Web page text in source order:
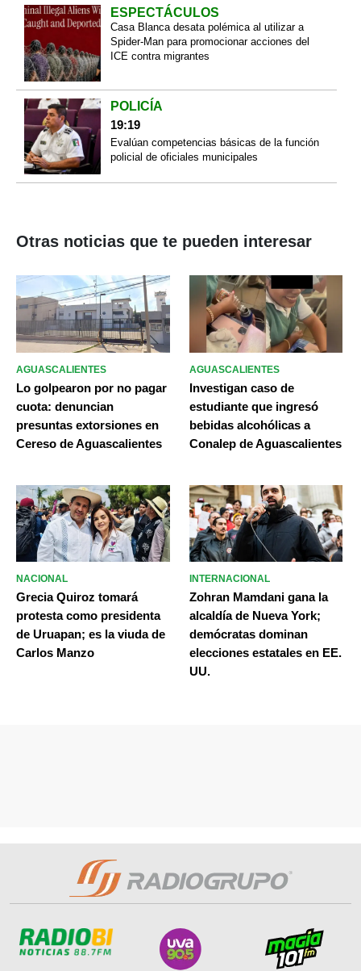
ESPECTÁCULOS
Casa Blanca desata polémica al utilizar a
Spider-Man para promocionar acciones del
ICE contra migrantes
POLICÍA
19:19
Evalúan competencias básicas de la función
policial de oficiales municipales
Otras noticias que te pueden interesar
AGUASCALIENTES
Lo golpearon por no pagar
cuota: denuncian
presuntas extorsiones en
Cereso de Aguascalientes
AGUASCALIENTES
Investigan caso de
estudiante que ingresó
bebidas alcohólicas a
Conalep de Aguascalientes
NACIONAL
Grecia Quiroz tomará
protesta como presidenta
de Uruapan; es la viuda de
Carlos Manzo
INTERNACIONAL
Zohran Mamdani gana la
alcaldía de Nueva York;
demócratas dominan
elecciones estatales en EE.
UU.